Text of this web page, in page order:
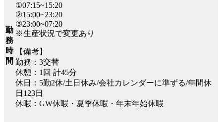
勤
務
時
間
①07:15~15:20
②15:00~23:20
③23:00~07:20
※生産状況で変更あり
【備考】
勤務：3交替
休憩：1回 計45分
休日：5勤2休/土日休み/会社カレンダーに準ずる/年間休
日123日
休暇：GW休暇・夏季休暇・年末年始休暇